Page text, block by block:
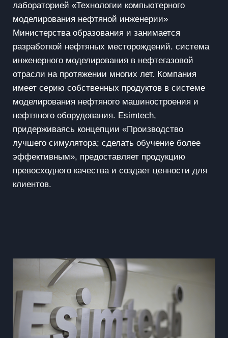
лабораторией «Технологии компьютерного
моделирования нефтяной инженерии»
Министерства образования и занимается
разработкой нефтяных месторождений. система
инженерного моделирования в нефтегазовой
отрасли на протяжении многих лет. Компания
имеет серию собственных продуктов в системе
моделирования нефтяного машиностроения и
нефтяного оборудования. Esimtech,
придерживаясь концепции «Производство
лучшего симулятора; сделать обучение более
эффективным», предоставляет продукцию
превосходного качества и создает ценности для
клиентов.